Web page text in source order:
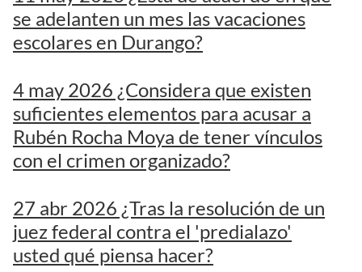
se adelanten un mes las vacaciones
escolares en Durango?
4 may 2026 ¿Considera que existen
suficientes elementos para acusar a
Rubén Rocha Moya de tener vínculos
con el crimen organizado?
27 abr 2026 ¿Tras la resolución de un
juez federal contra el 'predialazo'
usted qué piensa hacer?